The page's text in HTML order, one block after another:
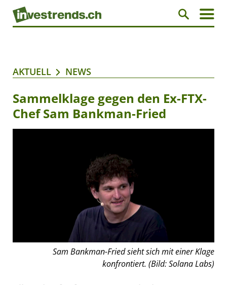
AKTUELL NEWS
Sammelklage gegen den Ex-FTX-
Chef Sam Bankman-Fried
Sam Bankman-Fried sieht sich mit einer Klage
konfrontiert. (Bild: Solana Labs)